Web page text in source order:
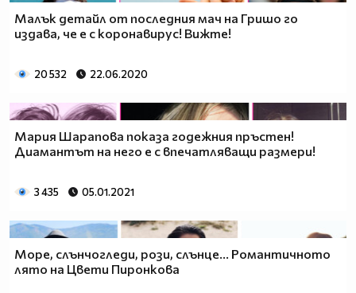
Малък детайл от последния мач на Гришо го
издава, че е с коронавирус! Вижте!
20 532 22.06.2020
Мария Шарапова показа годежния пръстен!
Диамантът на него е с впечатляващи размери!
3 435 05.01.2021
Море, слънчогледи, рози, слънце... Романтичното
лято на Цвети Пиронкова